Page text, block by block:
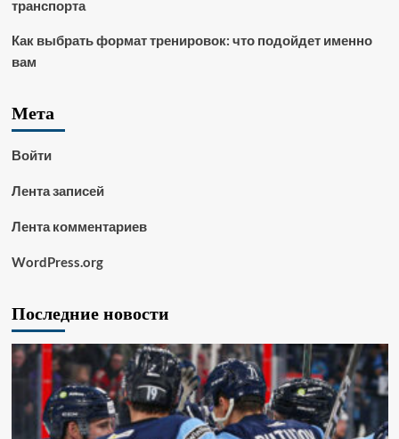
транспорта
Как выбрать формат тренировок: что подойдет именно
вам
Мета
Войти
Лента записей
Лента комментариев
WordPress.org
Последние новости